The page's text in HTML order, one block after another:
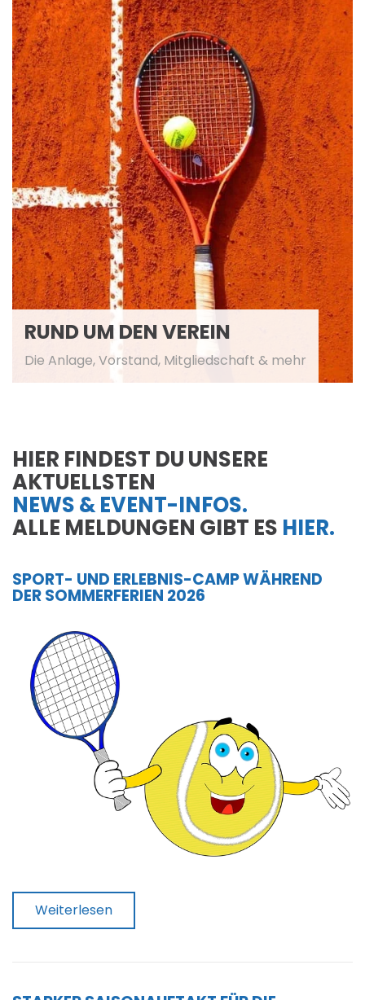
RUND UM DEN VEREIN
Die Anlage, Vorstand, Mitgliedschaft & mehr
HIER FINDEST DU UNSERE
AKTUELLSTEN
NEWS & EVENT-INFOS.
ALLE MELDUNGEN GIBT ES HIER.
SPORT- UND ERLEBNIS-CAMP WÄHREND
DER SOMMERFERIEN 2026
Weiterlesen